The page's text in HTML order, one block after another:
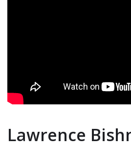
Lawrence